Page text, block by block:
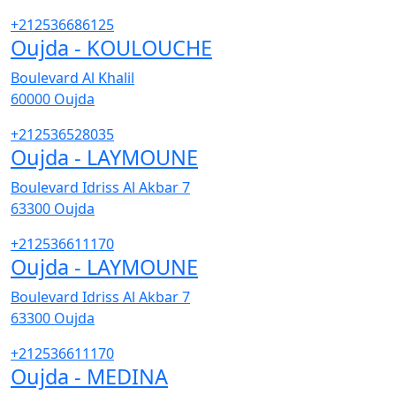
+212536686125
Oujda - KOULOUCHE
Boulevard Al Khalil
60000 Oujda
+212536528035
Oujda - LAYMOUNE
Boulevard Idriss Al Akbar 7
63300 Oujda
+212536611170
Oujda - LAYMOUNE
Boulevard Idriss Al Akbar 7
63300 Oujda
+212536611170
Oujda - MEDINA